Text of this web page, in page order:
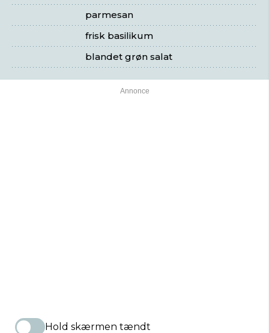
parmesan
frisk basilikum
blandet grøn salat
Hold skærmen tændt